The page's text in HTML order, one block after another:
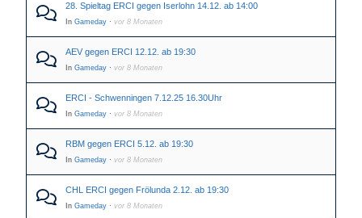
28. Spieltag ERCI gegen Iserlohn 14.12. ab 14:00
In Gameday · vor 8 Monaten
AEV gegen ERCI 12.12. ab 19:30
In Gameday · vor 8 Monaten
ERCI - Schwenningen 7.12.25 16.30Uhr
In Gameday · vor 8 Monaten
RBM gegen ERCI 5.12. ab 19:30
In Gameday · vor 8 Monaten
CHL ERCI gegen Frölunda 2.12. ab 19:30
In Gameday · vor 8 Monaten